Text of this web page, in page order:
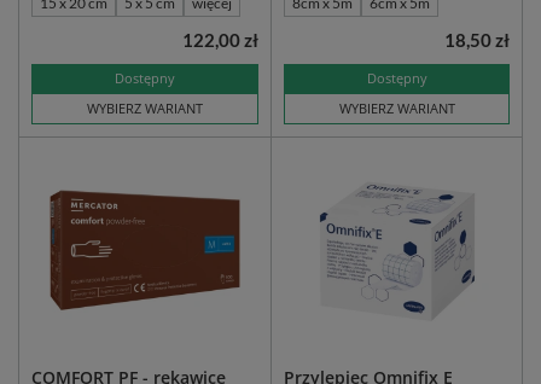
Dostępny
WYBIERZ WARIANT
122,00 zł
Dostępny
WYBIERZ WARIANT
18,50 zł
COMFORT PF - rękawice
Przylepiec Omnifix E